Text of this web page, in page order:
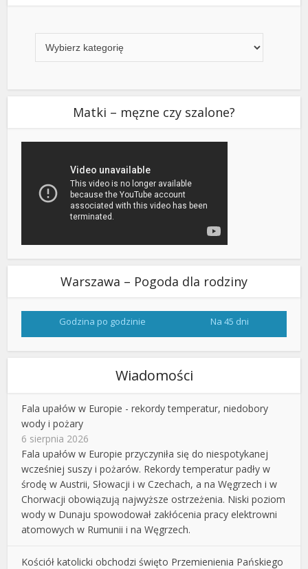
Matki – męzne czy szalone?
Warszawa – Pogoda dla rodziny
Godzina po godzinie Na 45 dni
Wiadomości
Fala upałów w Europie - rekordy temperatur, niedobory
wody i pożary
6 sierpnia 2026
Fala upałów w Europie przyczyniła się do niespotykanej
wcześniej suszy i pożarów. Rekordy temperatur padły w
środę w Austrii, Słowacji i w Czechach, a na Węgrzech i w
Chorwacji obowiązują najwyższe ostrzeżenia. Niski poziom
wody w Dunaju spowodował zakłócenia pracy elektrowni
atomowych w Rumunii i na Węgrzech.
Kościół katolicki obchodzi święto Przemienienia Pańskiego